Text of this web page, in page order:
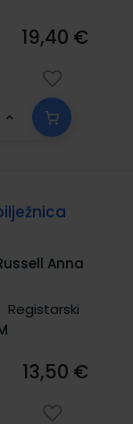
19,40 €
Anna
Registarski
13,50 €